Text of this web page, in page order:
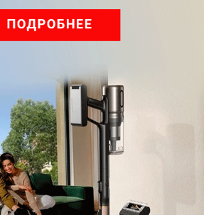
пылесоса Dreame Z40 AquaCycle
уборке